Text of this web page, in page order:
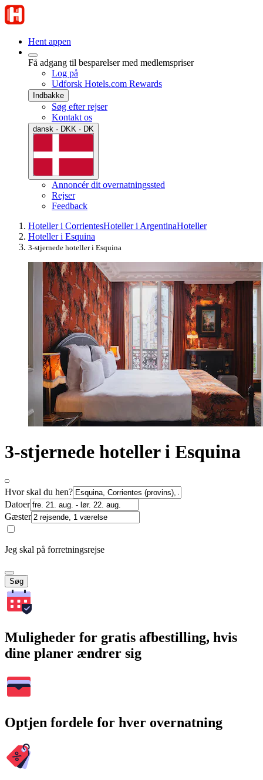
Hent appen
Få adgang til besparelser med medlemspriser
Log på
Udforsk Hotels.com Rewards
Indbakke
Søg efter rejser
Kontakt os
dansk · DKK · DK
Annoncér dit overnatningssted
Rejser
Feedback
Hoteller i CorrientesHoteller i ArgentinaHoteller
Hoteller i Esquina
3-stjernede hoteller i Esquina
3-stjernede hoteller i Esquina
Hvor skal du hen?
Datoer
Gæster
Jeg skal på forretningsrejse
Søg
Muligheder for gratis afbestilling, hvis
dine planer ændrer sig
Optjen fordele for hver overnatning